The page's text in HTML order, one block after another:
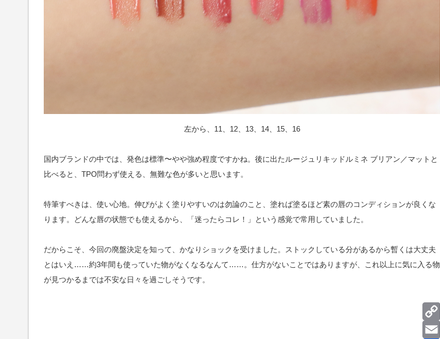
左から、11、12、13、14、15、16
国内ブランドの中では、発色は標準〜やや強め程度ですかね。後に出たルージュリキッドルミネ ブリアン／マットと
比べると、TPO問わず使える、無難な色が多いと思います。
特筆すべきは、使い心地。伸びがよく塗りやすいのは勿論のこと、塗れば塗るほど素の唇のコンディションが良くな
ります。どんな唇の状態でも使えるから、「迷ったらコレ！」という感覚で常用していました。
だからこそ、今回の廃盤決定を知って、かなりショックを受けました。ストックしている分があるから暫くは大丈夫
とはいえ……約3年間も使っていた物がなくなるなんて……。仕方がないことではありますが、これ以上に気に入る物
が見つかるまでは不安な日々を過ごしそうです。